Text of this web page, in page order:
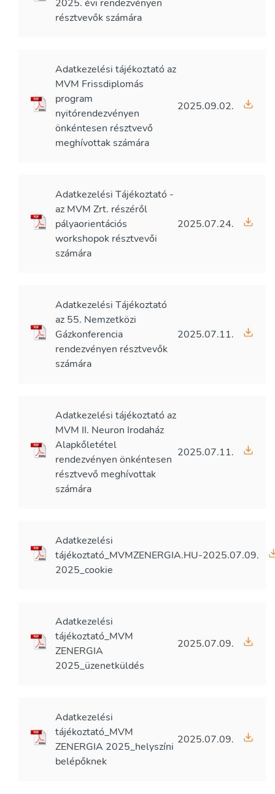
2025. évi rendezvényen
résztvevők számára
Adatkezelési tájékoztató az
MVM Frissdiplomás
program
nyitórendezvényen
önkéntesen résztvevő
meghívottak számára
2025.09.02.
Adatkezelési Tájékoztató -
az MVM Zrt. részéről
pályaorientációs
workshopok résztvevői
számára
2025.07.24.
Adatkezelési Tájékoztató
az 55. Nemzetközi
Gázkonferencia
rendezvényen résztvevők
számára
2025.07.11.
Adatkezelési tájékoztató az
MVM II. Neuron Irodaház
Alapkőletétel
rendezvényen önkéntesen
résztvevő meghívottak
számára
2025.07.11.
Adatkezelési
tájékoztató_MVMZENERGIA.HU-
2025_cookie
2025.07.09.
Adatkezelési
tájékoztató_MVM
ZENERGIA
2025_üzenetküldés
2025.07.09.
Adatkezelési
tájékoztató_MVM
ZENERGIA 2025_helyszíni
belépőknek
2025.07.09.